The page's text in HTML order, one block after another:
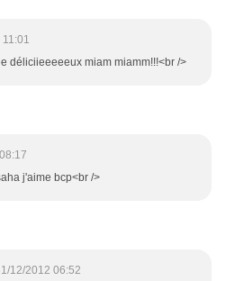
déliciieeeeeux miam miamm!!!<br />
j'aime bcp<br />
12/2012 06:52